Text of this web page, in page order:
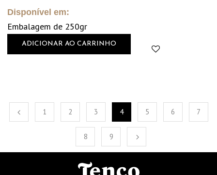
Disponível em:
Embalagem de 250gr
ADICIONAR AO CARRINHO
1 2 3 4 5 6 7
8 9